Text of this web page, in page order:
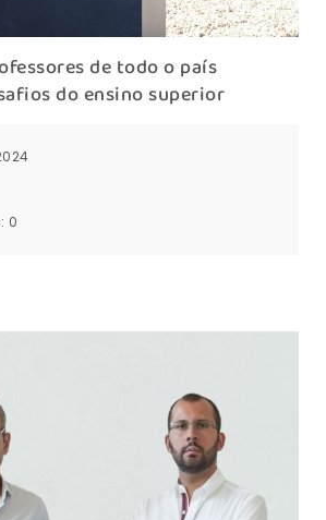
de todo o país
do ensino superior
0